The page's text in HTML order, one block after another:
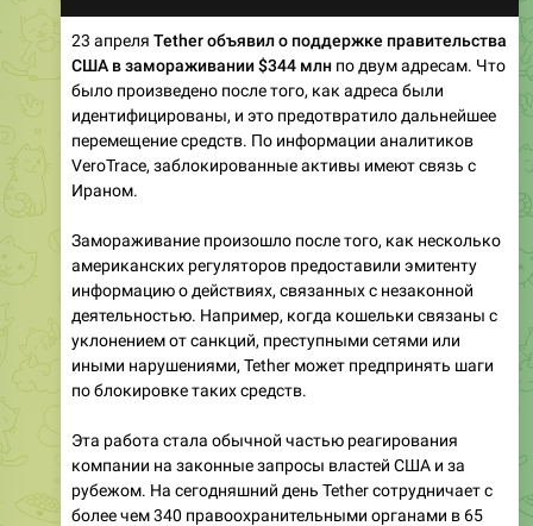
23 апреля Tether объявил о поддержке правительства
США в замораживании $344 млн по двум адресам. Что
было произведено после того, как адреса были
идентифицированы, и это предотвратило дальнейшее
перемещение средств. По информации аналитиков
VeroTrace, заблокированные активы имеют связь с
Ираном.
Замораживание произошло после того, как несколько
американских регуляторов предоставили эмитенту
информацию о действиях, связанных с незаконной
деятельностью. Например, когда кошельки связаны с
уклонением от санкций, преступными сетями или
иными нарушениями, Tether может предпринять шаги
по блокировке таких средств.
Эта работа стала обычной частью реагирования
компании на законные запросы властей США и за
рубежом. На сегодняшний день Tether сотрудничает с
более чем 340 правоохранительными органами в 65